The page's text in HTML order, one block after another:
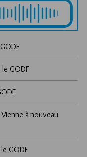
GODF
à nouveau
GODF